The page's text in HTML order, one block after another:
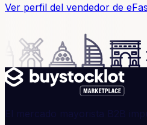
Ver perfil del vendedor de
El mercado mayorista B2B